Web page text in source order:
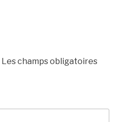
Les champs obligatoires